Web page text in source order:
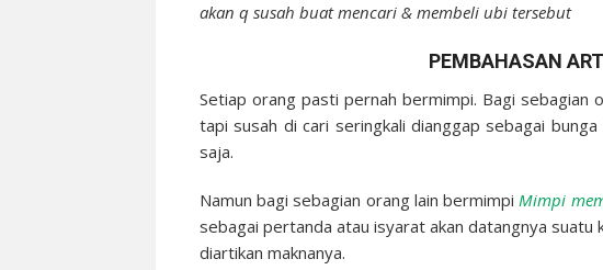
akan q susah buat mencari & membeli ubi tersebut
PEMBAHASAN
Setiap orang pasti pernah bermimpi. Bagi sebagian
tapi susah di cari seringkali dianggap sebagai
saja.
Namun bagi sebagian orang lain bermimpiMimpi
sebagai pertanda atau isyarat akan datangnya suatu
diartikan maknanya.